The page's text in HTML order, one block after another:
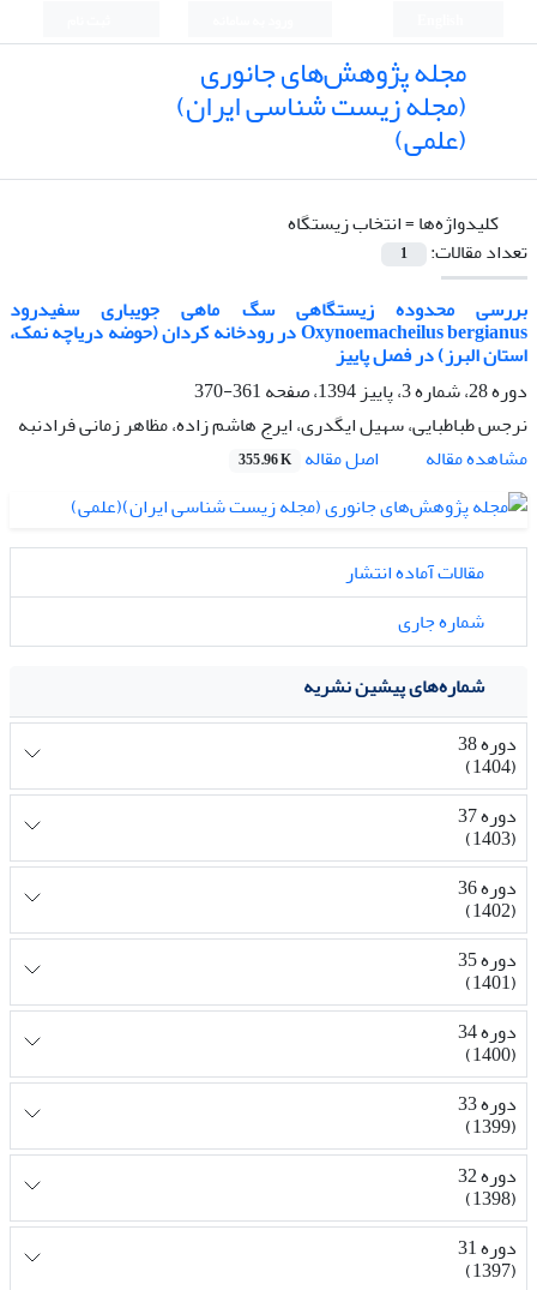
مجله پژوهش‌های جانوری
(مجله زیست شناسی ایران)
(علمی)
کلیدواژه‌ها =انتخاب زیستگاه
تعداد مقالات:
1
بررسی محدوده زیستگاهی سگ ماهی جویباری سفیدرود
Oxynoemacheilus bergianus در رودخانه کردان (حوضه دریاچه نمک،
استان البرز) در فصل پاییز
دوره 28، شماره 3، پاییز 1394، صفحه
361-370
نرجس طباطبایی، سهیل ایگدری، ایرج هاشم زاده، مظاهر زمانی فرادنبه
مشاهده مقاله
اصل مقاله 355.96 K
مقالات آماده انتشار
شماره جاری
شماره‌های پیشین نشریه
دوره 38
(1404)
دوره 37
(1403)
دوره 36
(1402)
دوره 35
(1401)
دوره 34
(1400)
دوره 33
(1399)
دوره 32
(1398)
دوره 31
(1397)